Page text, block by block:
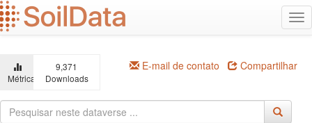
Ir
para
o
principal
Métricas
9,371
Downloads
E-mail de contato Compartilhar